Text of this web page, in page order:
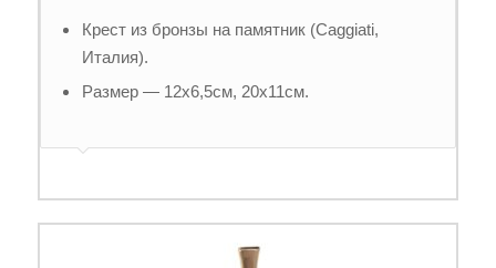
Крест из бронзы на памятник (Caggiati,
Италия).
Размер — 12х6,5см, 20х11см.